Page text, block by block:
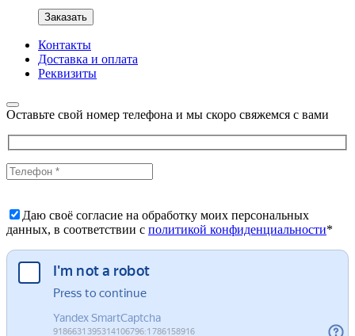
Заказать
Контакты
Доставка и оплата
Реквизиты
Оставьте свой номер телефона и мы скоро свяжемся с вами
Даю своё согласие на обработку моих персональных
данных, в соответствии с политикой конфиденциальности*